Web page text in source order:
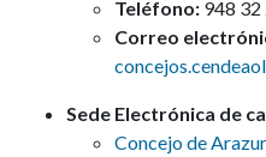
Teléfono: 948 32
Correo
Sede Electrónica de
Concejo de